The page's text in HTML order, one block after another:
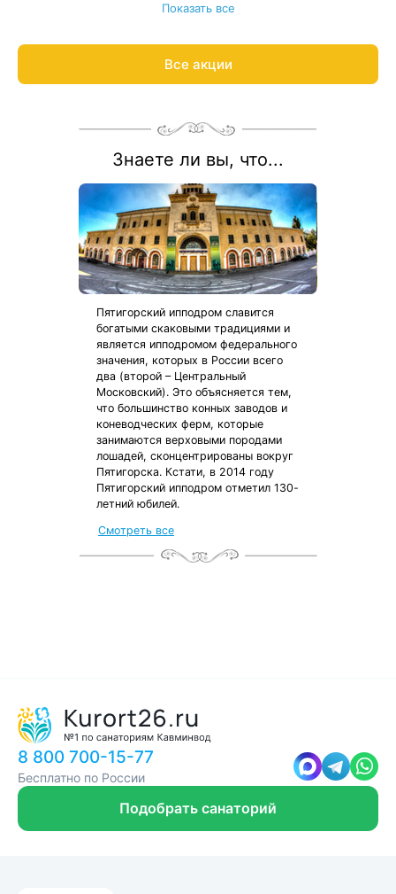
Лайт»).
стоимость путевки для взрослого. Ребенок отдыхает
бесплатно!
Рассчитаем цену со скидкой и забронируем отдых по
Показать все
Все акции
Знаете ли вы, что...
Пятигорский ипподром славится
богатыми скаковыми традициями и
является ипподромом федерального
значения, которых в России всего
два (второй – Центральный
Московский). Это объясняется тем,
что большинство конных заводов и
коневодческих ферм, которые
занимаются верховыми породами
лошадей, сконцентрированы вокруг
Пятигорска. Кстати, в 2014 году
Пятигорский ипподром отметил 130-
летний юбилей.
Смотреть все
от местных жителей
с чек-листом
и туристической картой
8 800 700-15-77
Бесплатно по России
Подобрать санаторий